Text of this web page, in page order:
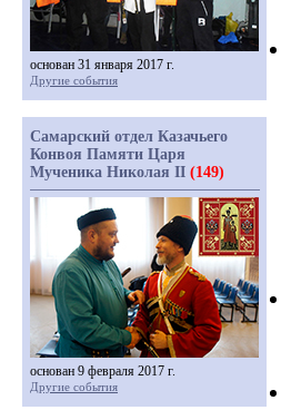
основан 31 января 2017 г.
Другие события
Самарский отдел Казачьего
Конвоя Памяти Царя
Мученика Николая II (149)
основан 9 февраля 2017 г.
Другие события